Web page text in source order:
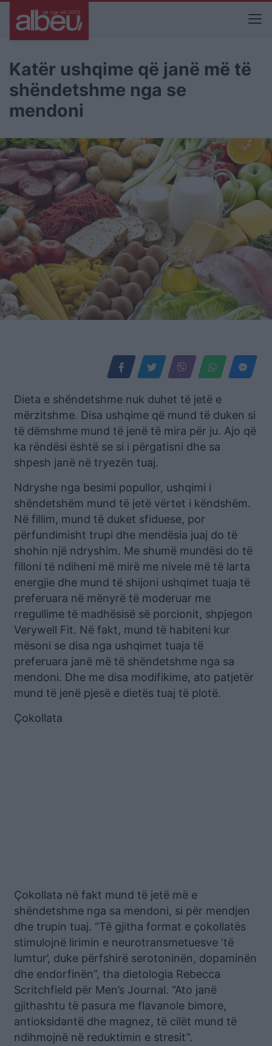
Katër ushqime që janë më të
shëndetshme nga se
mendoni
Dieta e shëndetshme nuk duhet të jetë e
mërzitshme. Disa ushqime që mund të duken si
të dëmshme mund të jenë të mira për ju. Ajo që
ka rëndësi është se si i përgatisni dhe sa
shpesh janë në tryezën tuaj.
Ndryshe nga besimi popullor, ushqimi i
shëndetshëm mund të jetë vërtet i këndshëm.
Në fillim, mund të duket sfiduese, por
përfundimisht trupi dhe mendësia juaj do të
shohin një ndryshim. Me shumë mundësi do të
filloni të ndiheni më mirë me nivele më të larta
energjie dhe mund të shijoni ushqimet tuaja të
preferuara në mënyrë të moderuar me
rregullime të madhësisë së porcionit, shpjegon
Verywell Fit. Në fakt, mund të habiteni kur
mësoni se disa nga ushqimet tuaja të
preferuara janë më të shëndetshme nga sa
mendoni. Dhe me disa modifikime, ato patjetër
mund të jenë pjesë e dietës tuaj të plotë.
Çokollata
Çokollata në fakt mund të jetë më e
shëndetshme nga sa mendoni, si për mendjen
dhe trupin tuaj. “Të gjitha format e çokollatës
stimulojnë lirimin e neurotransmetuesve ‘të
lumtur’, duke përfshirë serotoninën, dopaminën
dhe endorfinën”, tha dietologia Rebecca
Scritchfield për Men’s Journal. “Ato janë
gjithashtu të pasura me flavanole bimore,
antioksidantë dhe magnez, të cilët mund të
ndihmojnë në reduktimin e stresit”.